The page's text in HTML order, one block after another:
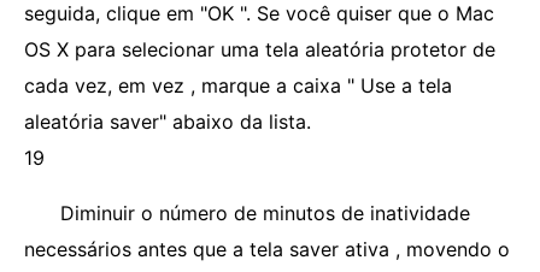
seguida, clique em "OK ". Se você quiser que o Mac
OS X para selecionar uma tela aleatória protetor de
cada vez, em vez , marque a caixa " Use a tela
aleatória saver" abaixo da lista.
19
Diminuir o número de minutos de inatividade
necessários antes que a tela saver ativa , movendo o